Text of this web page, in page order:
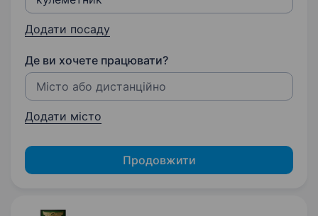
Додати посаду
Де ви хочете працювати?
Додати місто
Продовжити